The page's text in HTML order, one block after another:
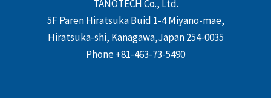
TANOTECH Co., Ltd.
5F Paren Hiratsuka Buid 1-4 Miyano-mae,
Hiratsuka-shi, Kanagawa,Japan 254-0035
Phone +81-463-73-5490